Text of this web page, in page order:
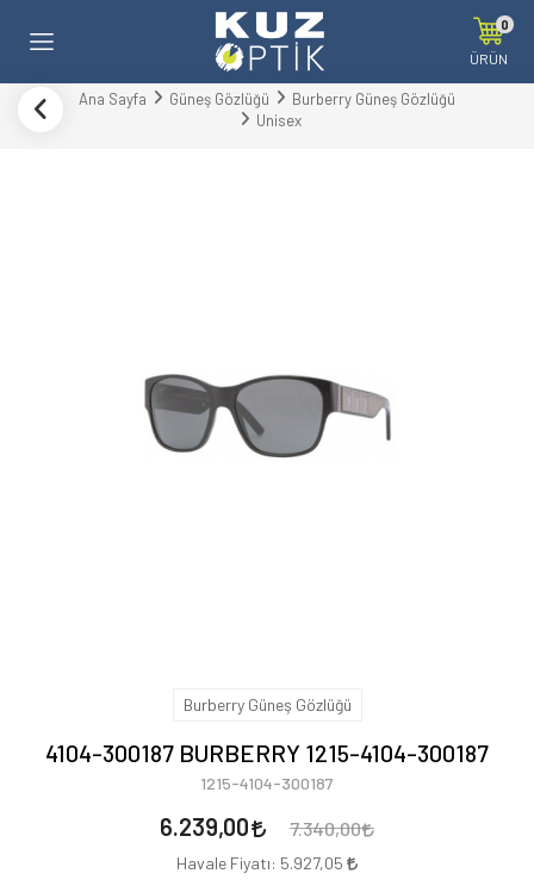
0
ÜRÜN
Ana Sayfa Güneş Gözlüğü
Burberry Güneş Gözlüğü
Unisex
Burberry Güneş Gözlüğü
4104-300187 BURBERRY 1215-4104-300187
1215-4104-300187
6.239,00 7.340,00
Havale Fiyatı: 5.927,05